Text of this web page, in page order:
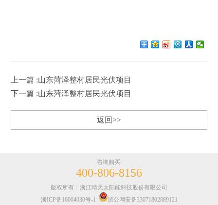
上一篇 :山东菏泽整村居民光伏项目
下一篇 :山东菏泽整村居民光伏项目
返回>>
咨询购买:
400-806-8156
版权所有：浙江晴天太阳能科技股份有限公司
浙ICP备16004030号-1
浙公网安备33071802889121